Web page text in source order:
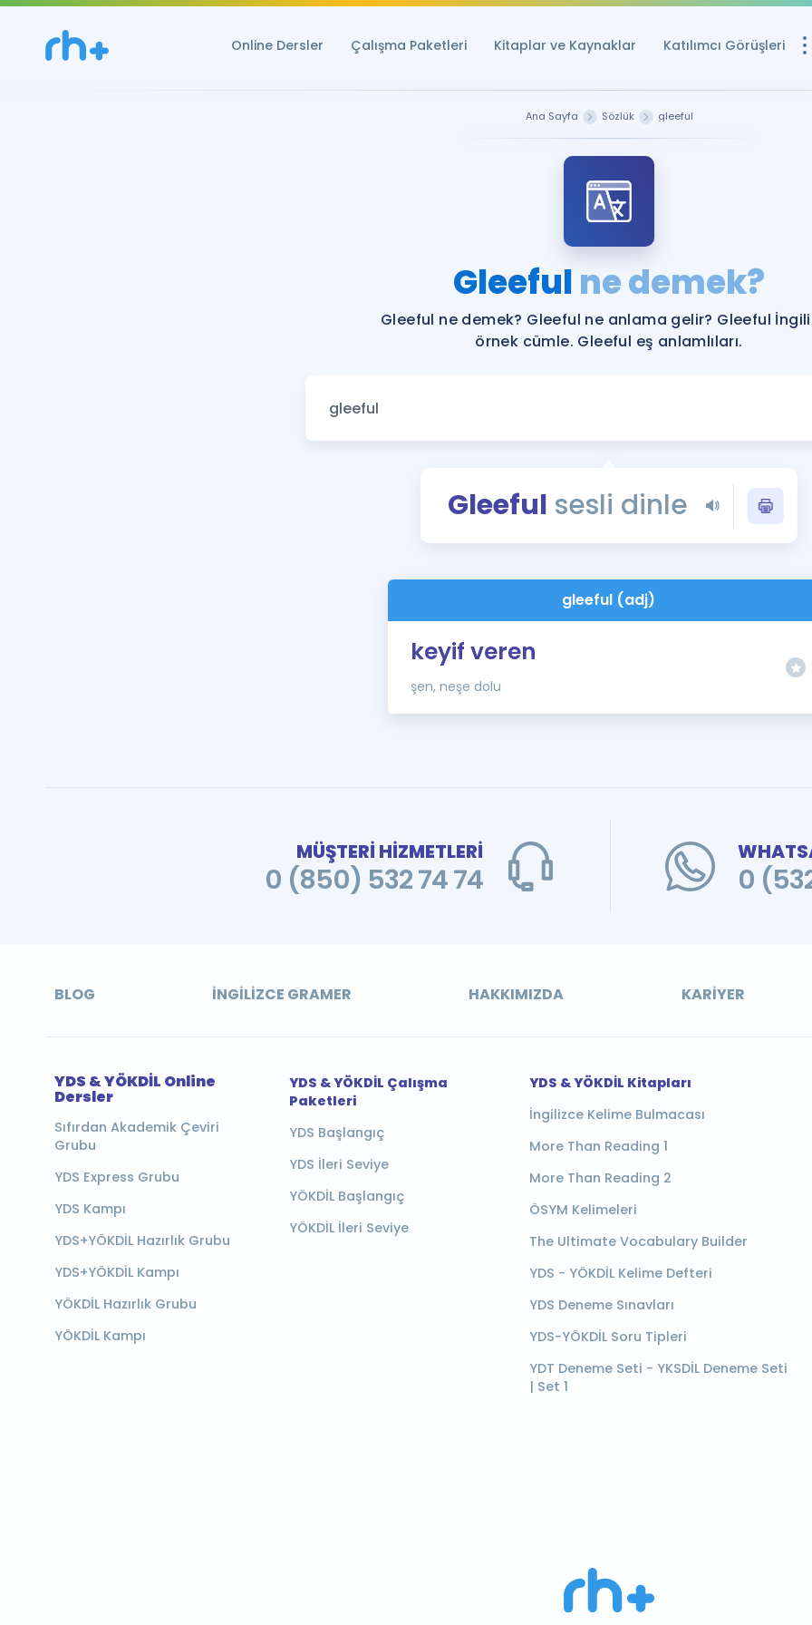
Online Dersler Çalışma Paketleri Kitaplar ve Kaynaklar Katılımcı Görüşleri
YDS ve YÖKDİL
Rehberlik Aracı
YDS ve
Tüm ÖSYM
YDS - YÖKDİL
İngilizce Gramer
Ana Sayfa Sözlük gleeful
Gleefulne demek?
Gleeful ne demek? Gleeful ne anlama gelir? Gleeful
örnek cümle. Gleeful eş anlamlıları.
Gleeful sesli dinle
gleeful (adj)
keyif veren
şen, neşe dolu
MÜŞTERİ HİZMETLERİ
0 (850) 532 74 74 0
BLOG İNGILIZCE GRAMER HAKKIMIZDA KARIYER
YDS & YÖKDİL Online
Dersler
Sıfırdan Akademik Çeviri
Grubu
YDS Express Grubu
YDS Kampı
YDS+YÖKDİL Hazırlık Grubu
YDS+YÖKDİL Kampı
YÖKDİL Hazırlık Grubu
YÖKDİL Kampı
YDS & YÖKDİL Çalışma
Paketleri
YDS Başlangıç
YDS İleri Seviye
YÖKDİL Başlangıç
YÖKDİL İleri Seviye
YDS & YÖKDİL Kitapları
İngilizce Kelime Bulmacası
More Than Reading 1
More Than Reading 2
ÖSYM Kelimeleri
The Ultimate Vocabulary Builder
YDS - YÖKDİL Kelime Defteri
YDS Deneme Sınavları
YDS-YÖKDİL Soru Tipleri
YDT Deneme Seti - YKSDİL Deneme Seti
| Set 1